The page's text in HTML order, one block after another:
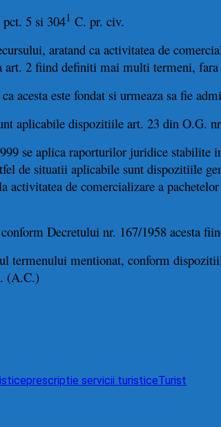
5 si 3041 C. pr. civ.
aratand ca activitatea de
art. 2 fiind definiti mai multi termeni,
acesta este fondat si urmeaza sa fie
aplicabile dispozitiile art. 23 din O.G.
se aplica raporturilor juridice
de situatii aplicabile sunt dispozitiile
activitatea de comercializare a
Decretului nr. 167/1958 acesta
termenului mentionat, conform
(A.C.)
prescriptie servicii turisticeTurist